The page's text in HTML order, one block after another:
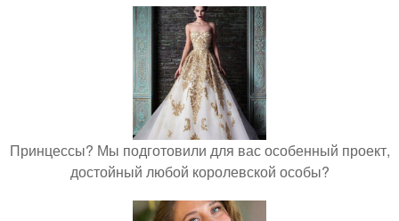
Принцессы? Мы подготовили для вас особенный проект,
достойный любой королевской особы?